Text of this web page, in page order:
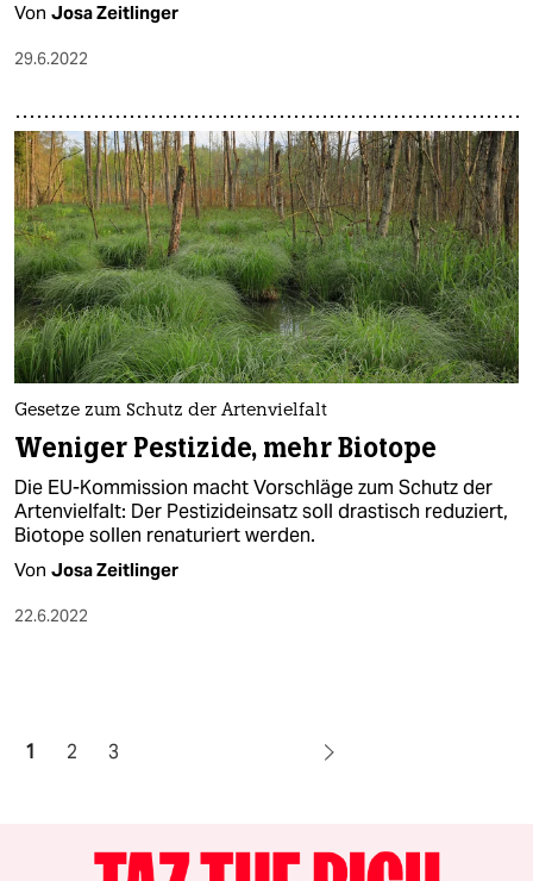
Von Josa Zeitlinger
29.6.2022
Gesetze zum Schutz der Artenvielfalt
Weniger Pestizide, mehr Biotope
Die EU-Kommission macht Vorschläge zum Schutz der
Artenvielfalt: Der Pestizideinsatz soll drastisch reduziert,
Biotope sollen renaturiert werden.
Von Josa Zeitlinger
22.6.2022
1 2 3